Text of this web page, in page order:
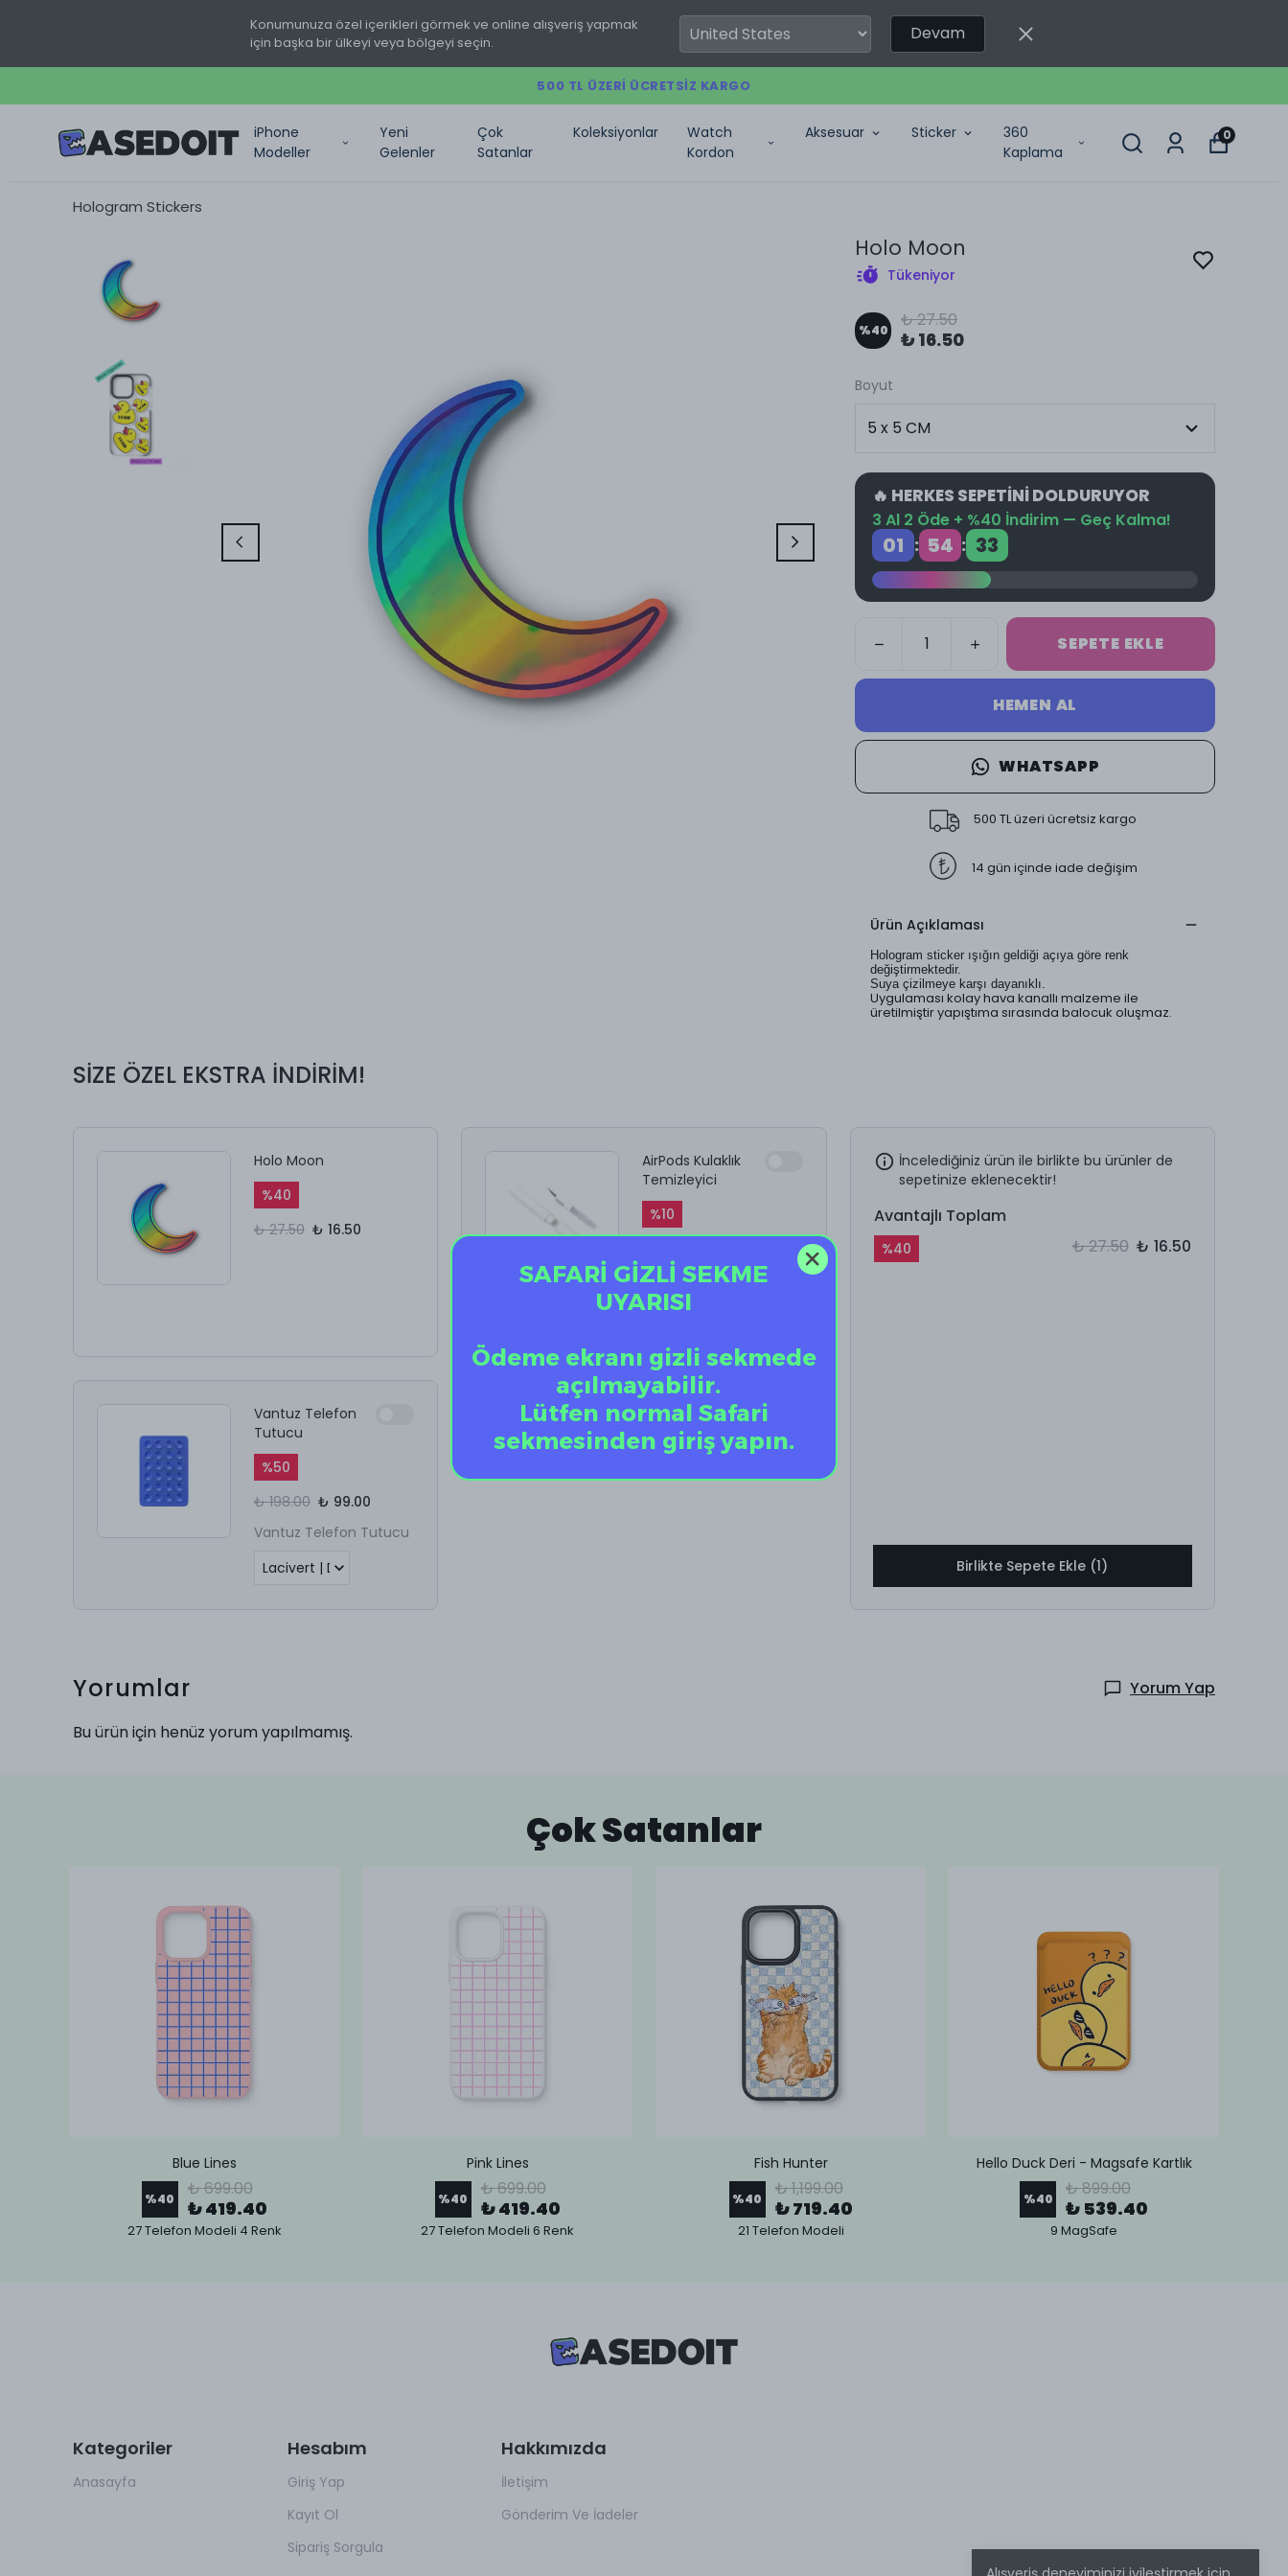
Konumunuza özel içerikleri görmek ve online alışveriş yapmak
için başka bir ülkeyi veya bölgeyi seçin.
Devam
500 TL ÜZERI ÜCRETSIZ KARGO
iPhone
Modeller
Yeni
Gelenler
Çok
Satanlar
Koleksiyonlar
Watch
Kordon
Aksesuar Sticker
360
Kaplama
0
Hologram Stickers
Holo Moon
Tükeniyor
%40 ₺ 27.50
₺ 16.50
Boyut
🔥 HERKES SEPETİNİ DOLDURUYOR
3 Al 2 Öde + %40 İndirim — Geç Kalma!
01 : 54 : 32
SEPETE EKLE
HEMEN AL
WHATSAPP
500 TL üzeri ücretsiz kargo
14 gün içinde iade değişim
Ürün Açıklaması
Hologram sticker ışığın geldiği açıya göre renk
değiştirmektedir.
Suya çizilmeye karşı dayanıklı.
Uygulaması kolay hava kanallı malzeme ile
üretilmiştir yapıştıma sırasında balocuk oluşmaz.
SİZE ÖZEL EKSTRA İNDİRİM!
Holo Moon
%40
₺ 27.50 ₺ 16.50
AirPods Kulaklık
Temizleyici
%10
Vantuz Telefon
Tutucu
%50
₺ 198.00 ₺ 99.00
Vantuz Telefon Tutucu
İncelediğiniz ürün ile birlikte bu ürünler de
sepetinize eklenecektir!
Avantajlı Toplam
%40 ₺ 27.50 ₺ 16.50
Birlikte Sepete Ekle (1)
Yorumlar
Yorum Yap
Bu ürün için henüz yorum yapılmamış.
Çok Satanlar
Blue Lines
%40 ₺ 699.00
₺ 419.40
27 Telefon Modeli 4 Renk
Pink Lines
%40 ₺ 699.00
₺ 419.40
27 Telefon Modeli 6 Renk
Fish Hunter
%40 ₺ 1,199.00
₺ 719.40
21 Telefon Modeli
Hello Duck Deri - Magsafe Kartlık
%40 ₺ 899.00
₺ 539.40
9 MagSafe
Kategoriler
Anasayfa
Hesabım
Giriş Yap
Kayıt Ol
Sipariş Sorgula
Hakkımızda
İletişim
Gönderim Ve İadeler
SAFARİ GİZLİ SEKME
UYARISI
Ödeme ekranı gizli sekmede
açılmayabilir.
Lütfen normal Safari
sekmesinden giriş yapın.